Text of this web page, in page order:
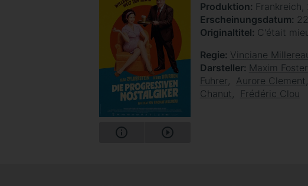
Produktion Frankreich,
Erscheinungsdatum
Originaltitel C'était
Regie Vinciane
Darsteller Maxim Foster
Fuhrer
Aurore Clement
Chanut
Frédéric Clou